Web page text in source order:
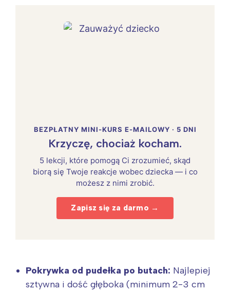
BEZPŁATNY MINI-KURS E-MAILOWY · 5 DNI
Krzyczę, chociaż kocham.
5 lekcji, które pomogą Ci zrozumieć, skąd
biorą się Twoje reakcje wobec dziecka — i co
możesz z nimi zrobić.
Zapisz się za darmo →
Pokrywka od pudełka po butach: Najlepiej
sztywna i dość głęboka (minimum 2-3 cm